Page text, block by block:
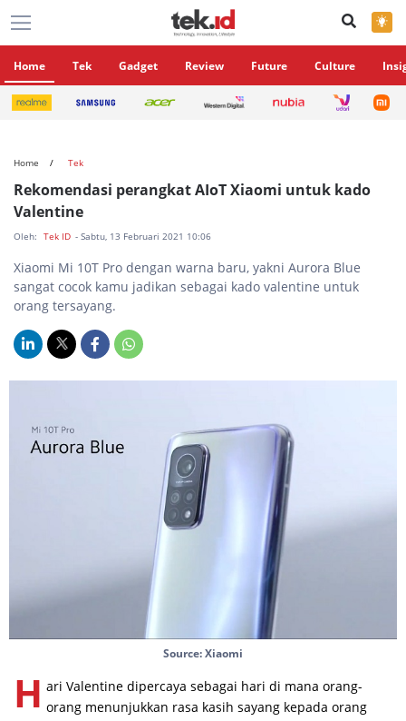
×
Home Tek Gadget Review Future Culture
Home Tek
Rekomendasi perangkat AIoT Xiaomi untuk kado
Valentine
Oleh: Tek ID - Sabtu, 13 Februari 2021 10:06
Xiaomi Mi 10T Pro dengan warna baru, yakni Aurora Blue
sangat cocok kamu jadikan sebagai kado valentine untuk
orang tersayang.
Source: Xiaomi
H ari Valentine dipercaya sebagai hari di mana orang-
orang menunjukkan rasa kasih sayang kepada orang